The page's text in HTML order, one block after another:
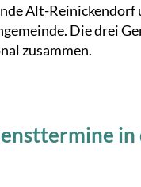
Alt-Reinickendorf
Die drei
zusammen.
in